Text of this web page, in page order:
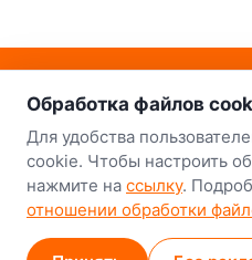
о нас
Наш
8-й
GPS
Обработка файлов
Для удобства
cookie. Чтобы настроить
нажмите на ссылку.
отношении обработки